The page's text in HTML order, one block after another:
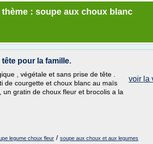
: soupe aux choux blanc
pour la famille.
voir la
, végétale et sans prise de tête .
de courgette et choux blanc au maïs
un gratin de choux fleur et brocolis a la
legume choux fleur / soupe aux choux et aux legumes